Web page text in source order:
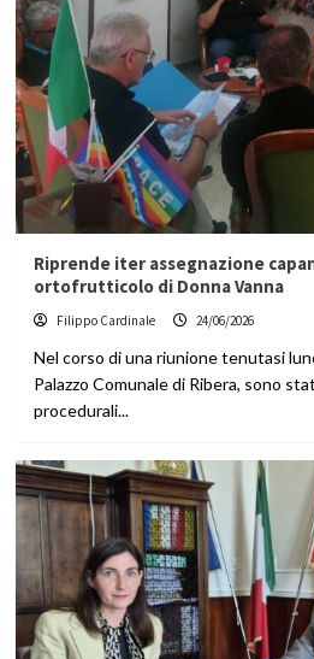
Riprende iter assegnazione
ortofrutticolo di Donna Vanna
Filippo Cardinale 24/06/2026
Nel corso di una riunione tenutasi
Palazzo Comunale di Ribera, sono
procedurali...